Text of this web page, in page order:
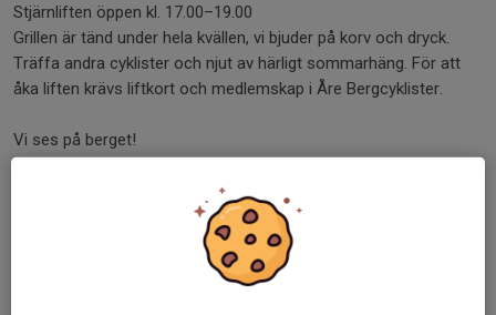
Stjärnliften öppen kl. 17.00–19.00
Grillen är tänd under hela kvällen, vi bjuder på korv och dryck.
Träffa andra cyklister och njut av härligt sommarhäng. För att
åka liften krävs liftkort och medlemskap i Åre Bergcyklister.
Vi ses på berget!